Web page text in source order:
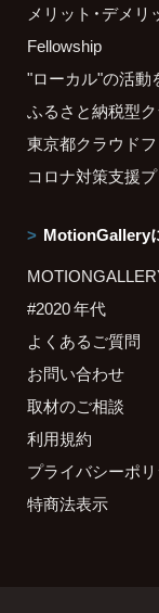
メリット・デメリ
Fellowship
"ローカル"の活動
ふるさと納税型
東京都クラウド
コロナ対策支援
MotionGallery
#2020 年代
よくあるご質問
お問い合わせ
取材のご相談
利用規約
プライバシーポ
特商法表示